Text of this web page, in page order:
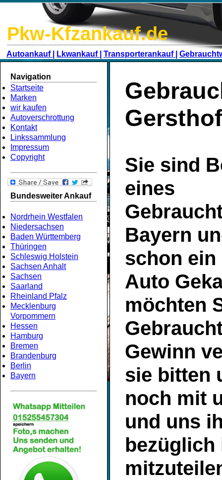
Pkw-Kfzankauf.de
Autoankauf | Lkwankauf | Transporterankauf |
Navigation
Startseite
Marken
wir kaufen
Autoverschrottung
Kontakt
Linkssammlung
Impressum
Copyright
Bundesweiter Ankauf
Nordrhein Westfalen
Niedersachsen
Baden Württemberg
Thüringen
Schleswig Holstein
Sachsen Anhalt
Sachsen
Saarland
Rheinland Pfalz
Mecklenburg
Vorpommern
Hessen
Hamburg
Bremen
Brandenburg
Berlin
Bayern
Sie sind
eines
Bayern
schon ein
Auto
möchten
Gewinn
sie bitten
noch mit
und uns